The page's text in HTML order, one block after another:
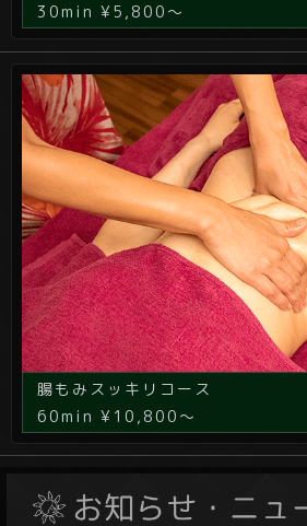
30min ¥5,800～
腸もみスッキリコース
60min ¥10,800～